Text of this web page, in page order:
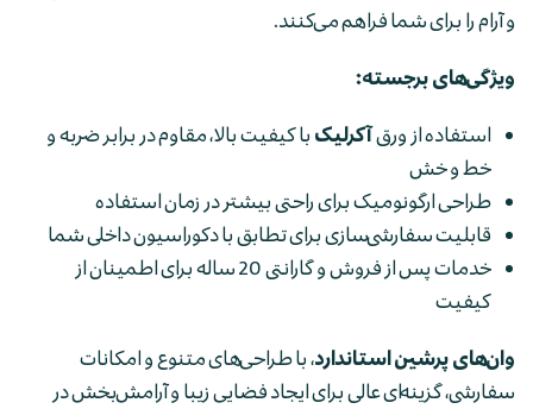
و آرام را برای شما فراهم می‌کنند.
ویژگی‌های برجسته:
استفاده از ورقآکرلیک با کیفیت بالا، مقاوم در برابر ضربه و
خط و خش
طراحی ارگونومیک برای راحتی بیشتر در زمان استفاده
قابلیت سفارشی‌سازی برای تطابق با دکوراسیون داخلی شما
خدمات پس از فروش و گارانتی 20 ساله برای اطمینان از
کیفیت
وان‌های پرشین استاندارد، با طراحی‌های متنوع و امکانات
سفارشی، گزینه‌ای عالی برای ایجاد فضایی زیبا و آرامش‌بخش در